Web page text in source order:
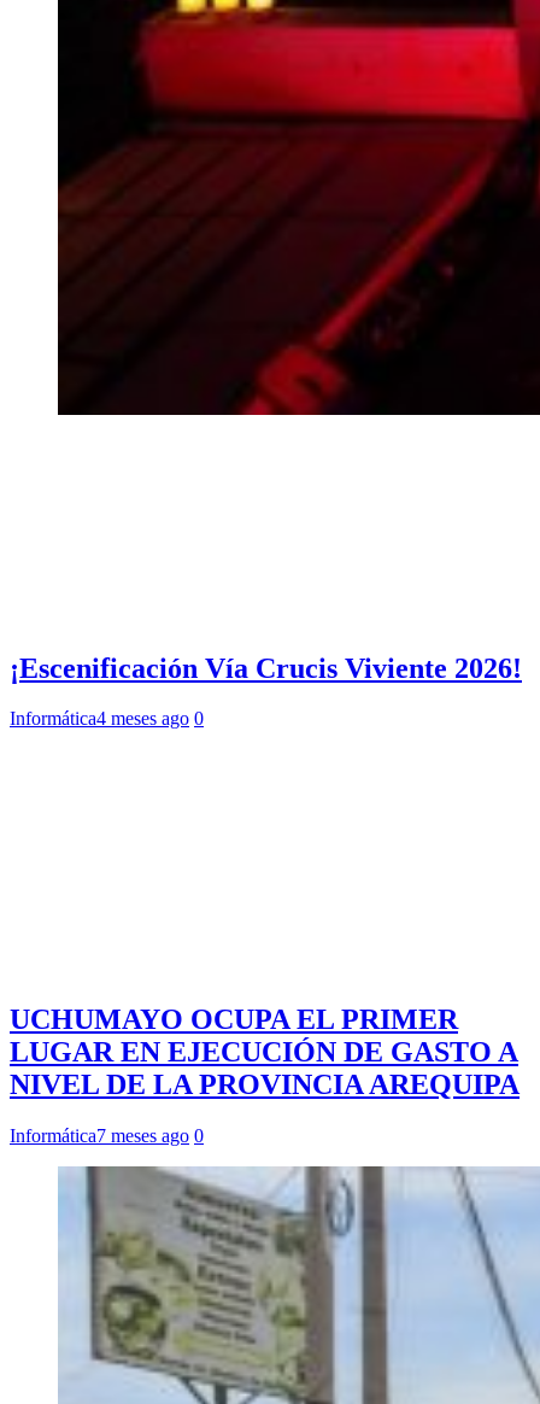
¡Escenificación Vía Crucis Viviente 2026!
Informática4 meses ago 0
UCHUMAYO OCUPA EL PRIMER
LUGAR EN EJECUCIÓN DE GASTO A
NIVEL DE LA PROVINCIA AREQUIPA
Informática7 meses ago 0